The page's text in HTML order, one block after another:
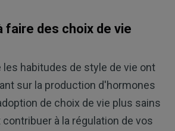
faire des choix de vie
les habitudes de style de vie ont
sur la production d'hormones
de choix de vie plus sains
à la régulation de vos